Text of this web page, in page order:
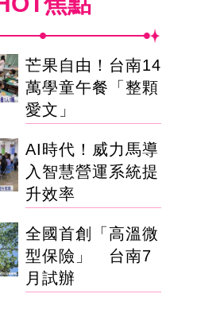
芒果自由！台南14
萬學童午餐「整顆
愛文」
AI時代！威力馬導
入智慧營運系統提
升效率
全國首創「高溫微
型保險」 台南7
月試辦